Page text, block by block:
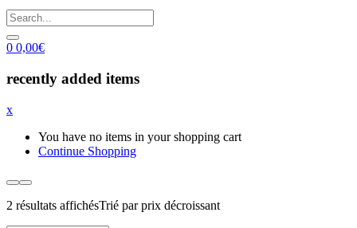
0 0,00€
recently added items
x
You have no items in your shopping cart
Continue Shopping
2 résultats affichésTrié par prix décroissant